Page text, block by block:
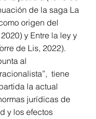
de la saga La
origen del
y Entre la ley y
de Lis, 2022).
al
tiene
la actual
jurídicas de
y los efectos